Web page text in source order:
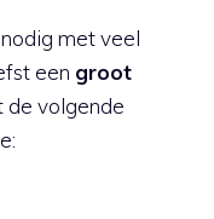
met veel
een groot
de volgende